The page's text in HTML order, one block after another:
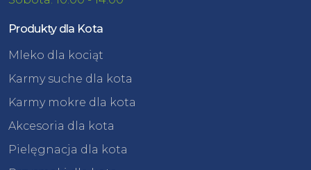
Produkty dla Kota
Mleko dla kociąt
Karmy suche dla kota
Karmy mokre dla kota
Akcesoria dla kota
Pielęgnacja dla kota